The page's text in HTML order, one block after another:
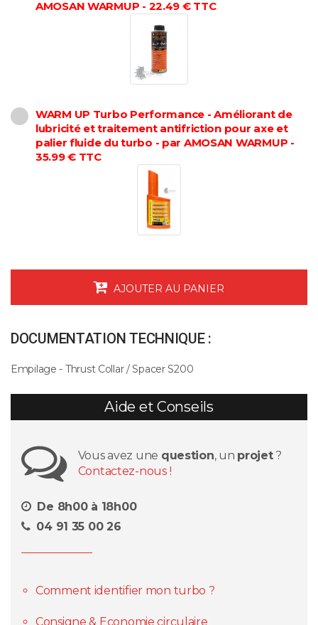
AMOSAN WARMUP - 22.49 € TTC
WARM UP Turbo Performance - Améliorant de
lubricité et traitement antifriction pour axe et
palier fluide du turbo - par AMOSAN WARMUP -
35.99 € TTC
AJOUTER AU PANIER
DOCUMENTATION TECHNIQUE :
Empilage - Thrust Collar / Spacer S200
Aide et Conseils
Vous avez une question, un projet?
Contactez-nous !
De 8h00 à 18h00
04 91 35 00 26
Comment identifier mon turbo ?
Consigne & Economie circulaire